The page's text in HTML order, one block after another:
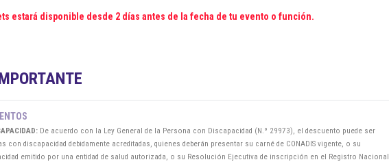
estará disponible desde 2 días antes de la fecha de tu evento o función.
De acuerdo con la Ley General de la Persona con Discapacidad (N.º 29973), el descuento puede ser
con discapacidad debidamente acreditadas, quienes deberán presentar su carné de CONADIS vigente, o su
emitido por una entidad de salud autorizada, o su Resolución Ejecutiva de inscripción en el Registro Nacional